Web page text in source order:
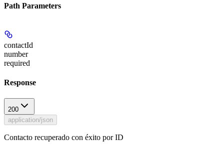
Path Parameters
contactId
number
required
Response
200
application/json
Contacto recuperado con éxito por ID